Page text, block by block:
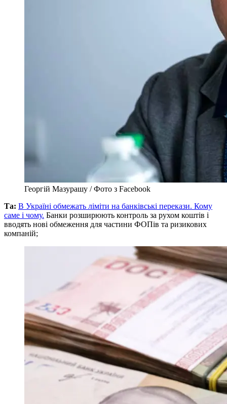
Георгій Мазурашу / Фото з Facebook
Та: В Україні обмежать ліміти на банківські перекази. Кому
саме і чому. Банки розширюють контроль за рухом коштів і
вводять нові обмеження для частини ФОПів та ризикових
компаній;